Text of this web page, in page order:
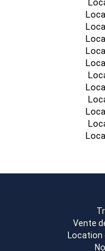
Vente
Location